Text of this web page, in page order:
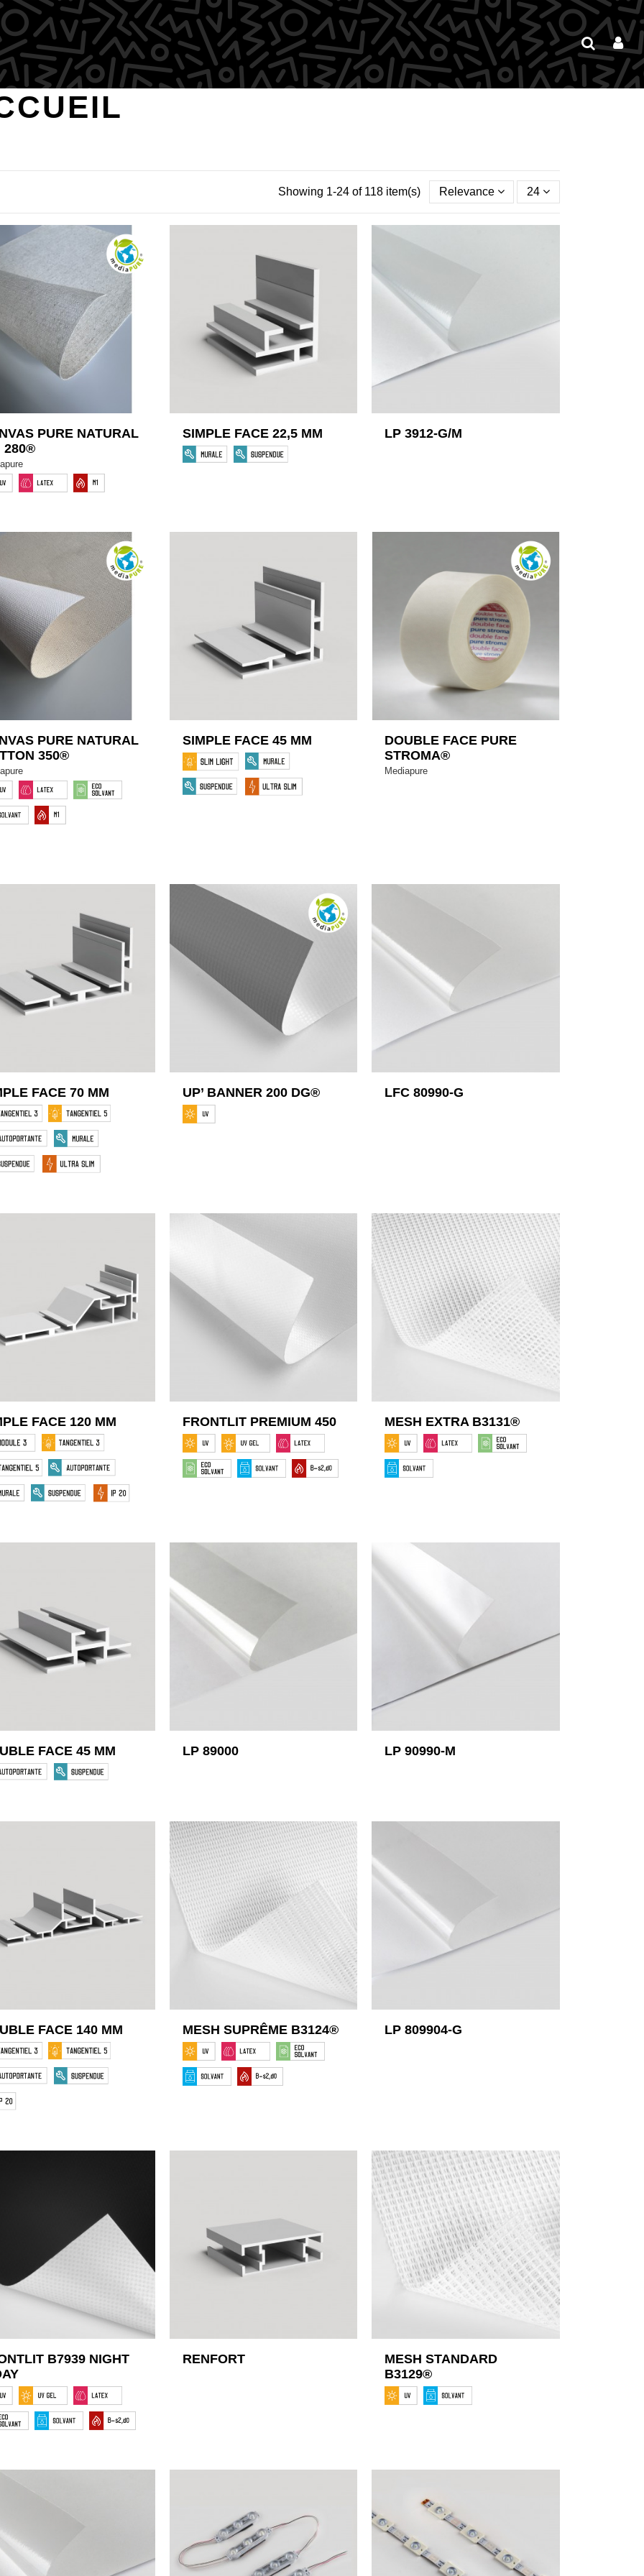
Showing 1-24 of 118 item(s) Relevance 24
PURE NATURAL
280®
SIMPLE FACE 22,5 MM LP 3912-G/M
PURE NATURAL
350®
SIMPLE FACE 45 MM
DOUBLE FACE PURE
STROMA®
Mediapure
FACE 70 MM UP’ BANNER 200 DG® LFC 80990-G
FACE 120 MM FRONTLIT PREMIUM 450 MESH EXTRA B3131®
FACE 45 MM LP 89000 LP 90990-M
FACE 140 MM MESH SUPRÊME B3124® LP 809904-G
B7939 NIGHT
RENFORT
MESH STANDARD
B3129®